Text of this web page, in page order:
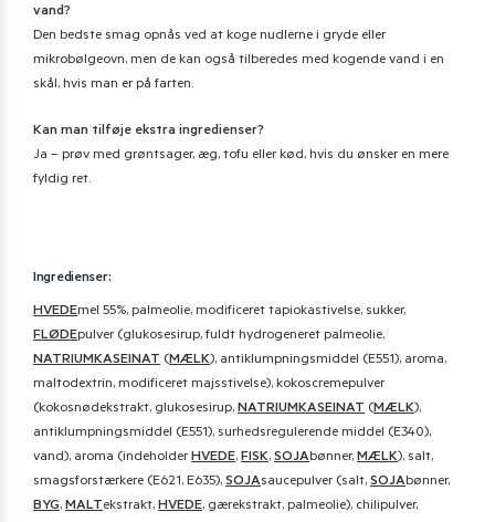
vand?
Den bedste smag opnås ved at koge nudlerne i gryde eller
mikrobølgeovn, men de kan også tilberedes med kogende vand i en
skål, hvis man er på farten.
Kan man tilføje ekstra ingredienser?
Ja – prøv med grøntsager, æg, tofu eller kød, hvis du ønsker en mere
fyldig ret.
Ingredienser:
HVEDEmel 55%, palmeolie, modificeret tapiokastivelse, sukker,
FLØDEpulver (glukosesirup, fuldt hydrogeneret palmeolie,
NATRIUMKASEINAT (MÆLK), antiklumpningsmiddel (E551), aroma,
maltodextrin, modificeret majsstivelse), kokoscremepulver
(kokosnødekstrakt, glukosesirup, NATRIUMKASEINAT (MÆLK),
antiklumpningsmiddel (E551), surhedsregulerende middel (E340),
vand), aroma (indeholder HVEDE, FISK, SOJAbønner, MÆLK), salt,
smagsforstærkere (E621, E635), SOJAsaucepulver (salt, SOJAbønner,
BYG, MALTekstrakt, HVEDE, gærekstrakt, palmeolie), chilipulver,